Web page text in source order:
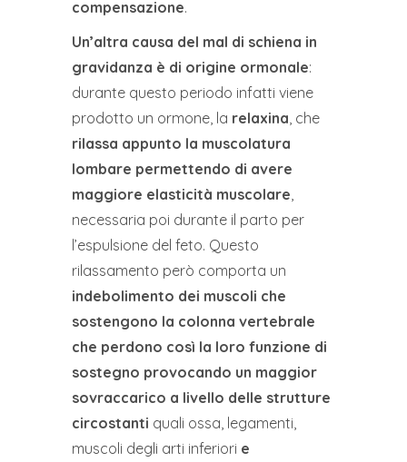
compensazione.
Un’altra causa del mal di schiena in
gravidanza è di origine ormonale:
durante questo periodo infatti viene
prodotto un ormone, la relaxina , che
rilassa appunto la muscolatura
lombare permettendo di avere
maggiore elasticità muscolare
necessaria poi durante il parto per
l’espulsione del feto. Questo
rilassamento però comporta un
indebolimento dei muscoli che
sostengono la colonna vertebrale
che perdono così la loro funzione di
sostegno provocando un maggior
sovraccarico a livello delle strutture
circostanti quali ossa, legamenti,
muscoli degli arti inferiori e